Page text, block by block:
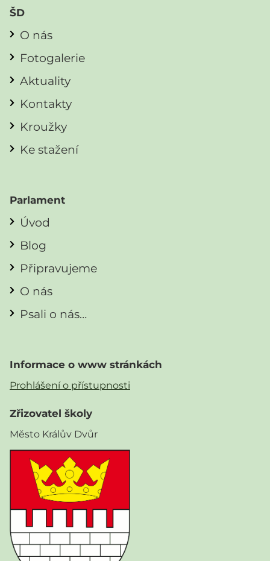
ŠD
O nás
Fotogalerie
Aktuality
Kontakty
Kroužky
Ke stažení
Parlament
Úvod
Blog
Připravujeme
O nás
Psali o nás…
Informace o www stránkách
Prohlášení o přístupnosti
Zřizovatel školy
Město Králův Dvůr